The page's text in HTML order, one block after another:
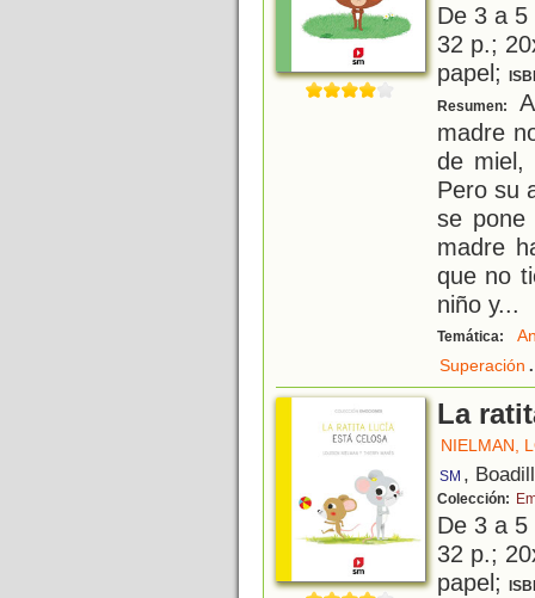
De 3 a
32 p.;
papel;
Resumen:
madre
de miel,
Pero su
se pone
madre
que no
niño y...
Temática:
Superación .
La
NIELMAN,
SM ,
Colección:
De 3 a
32 p.;
papel;